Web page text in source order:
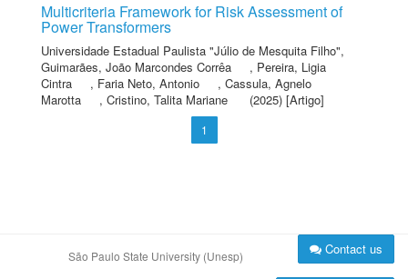
Multicriteria Framework for Risk Assessment of
Power Transformers
Universidade Estadual Paulista "Júlio de Mesquita Filho",
Guimarães, João Marcondes Corrêa
, Pereira, Ligia
Cintra
, Faria Neto, Antonio , Cassula, Agnelo
Marotta
, Cristino, Talita Mariane (2025) [Artigo]
1
São Paulo State University (Unesp) Contact us